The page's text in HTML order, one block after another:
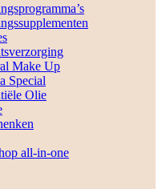
Make Up
Special
Olie
all-in-one